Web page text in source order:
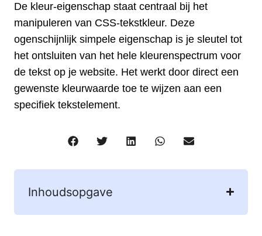
De kleur-eigenschap staat centraal bij het
manipuleren van CSS-tekstkleur. Deze
ogenschijnlijk simpele eigenschap is je sleutel tot
het ontsluiten van het hele kleurenspectrum voor
de tekst op je website. Het werkt door direct een
gewenste kleurwaarde toe te wijzen aan een
specifiek tekstelement.
Inhoudsopgave